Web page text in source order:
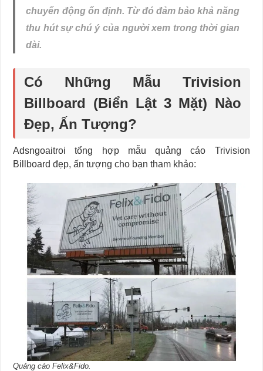
chuyển động ổn định. Từ đó đảm bảo khả năng
thu hút sự chú ý của người xem trong thời gian
dài.
Có Những Mẫu Trivision
Billboard (Biển Lật 3 Mặt) Nào
Đẹp, Ấn Tượng?
Adsngoaitroi tổng hợp mẫu quảng cáo Trivision
Billboard đẹp, ấn tượng cho bạn tham khảo:
Quảng cáo Felix&Fido.